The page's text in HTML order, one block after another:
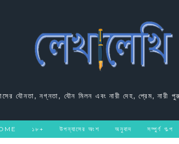
যৌনতা, নগ্নতা, যৌন মিলন এবং নারী দেহ, প্রেম, নারী
১৮+ উপন্যাসের অংশ অনুবাদ সম্পুর্ণ গল্প